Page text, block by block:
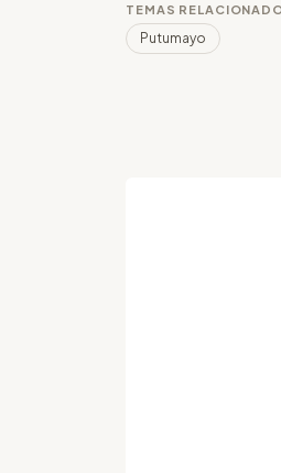
TEMAS
Putumayo